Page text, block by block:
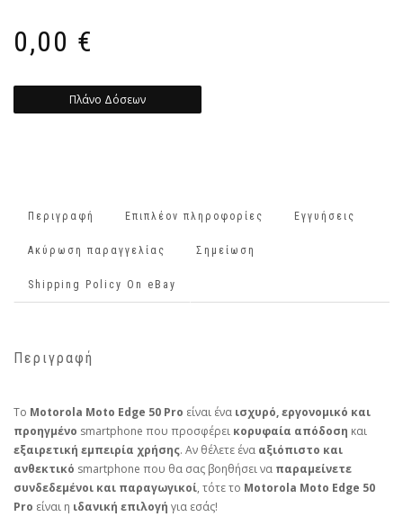
0,00 €
Πλάνο Δόσεων
Περιγραφή Επιπλέον πληροφορίες Εγγυήσεις
Ακύρωση παραγγελίας Σημείωση
Shipping Policy On eBay
Περιγραφή
Το Motorola Moto Edge 50 Pro είναι ένα ισχυρό, εργονομικό και
προηγμένο smartphone που προσφέρει κορυφαία απόδοση και
εξαιρετική εμπειρία χρήσης. Αν θέλετε ένα αξιόπιστο και
ανθεκτικό smartphone που θα σας βοηθήσει να παραμείνετε
συνδεδεμένοι και παραγωγικοί, τότε το Motorola Moto Edge 50
Pro είναι η ιδανική επιλογή για εσάς!